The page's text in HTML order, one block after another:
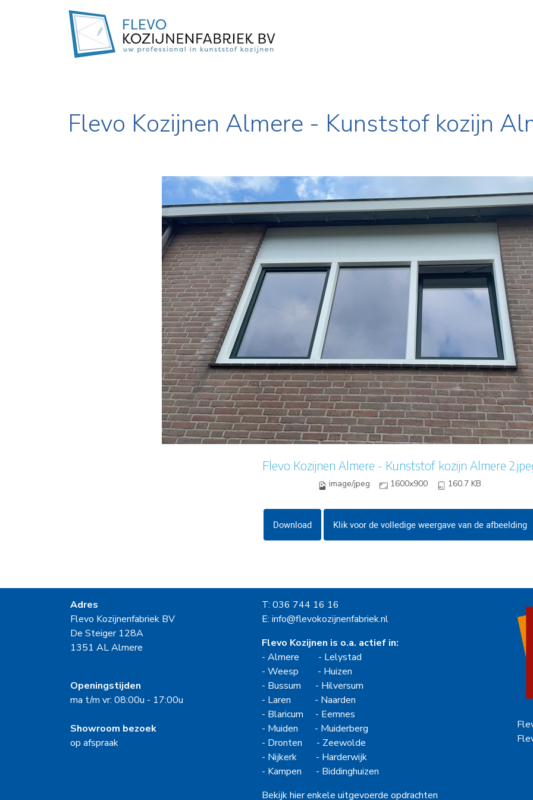
Flevo Kozijnen Almere - Kunststof kozijn
Flevo Kozijnen Almere - Kunststof kozijn Almere
image/jpeg 1600x900 160.7 KB
Download Klik voor de volledige weergave van de afbeelding
Adres
Flevo Kozijnenfabriek BV
De Steiger 128A
1351 AL Almere
Openingstijden
ma t/m vr: 08:00u - 17:00u
Showroom bezoek
op afspraak
T: 036 744 16 16
E: info@flevokozijnenfabriek.nl
Flevo Kozijnen is o.a. actief in:
-Almere - Lelystad
-Weesp - Huizen
- Bussum - Hilversum
- Laren - Naarden
- Blaricum - Eemnes
- Muiden - Muiderberg
- Dronten - Zeewolde
- Nijkerk - Harderwijk
- Kampen - Biddinghuizen
Bekijk hier enkele uitgevoerde opdrachten